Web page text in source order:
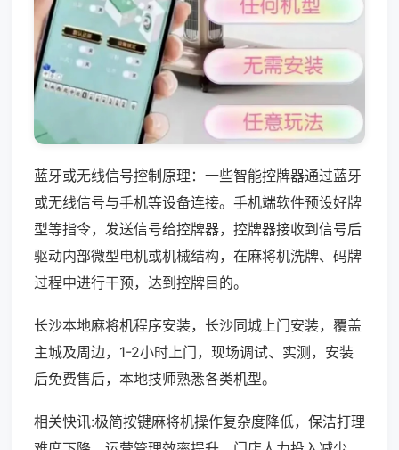
蓝牙或无线信号控制原理：一些智能控牌器通过蓝牙
或无线信号与手机等设备连接。手机端软件预设好牌
型等指令，发送信号给控牌器，控牌器接收到信号后
驱动内部微型电机或机械结构，在麻将机洗牌、码牌
过程中进行干预，达到控牌目的。
长沙本地麻将机程序安装，长沙同城上门安装，覆盖
主城及周边，1-2小时上门，现场调试、实测，安装
后免费售后，本地技师熟悉各类机型。
相关快讯:极简按键麻将机操作复杂度降低，保洁打理